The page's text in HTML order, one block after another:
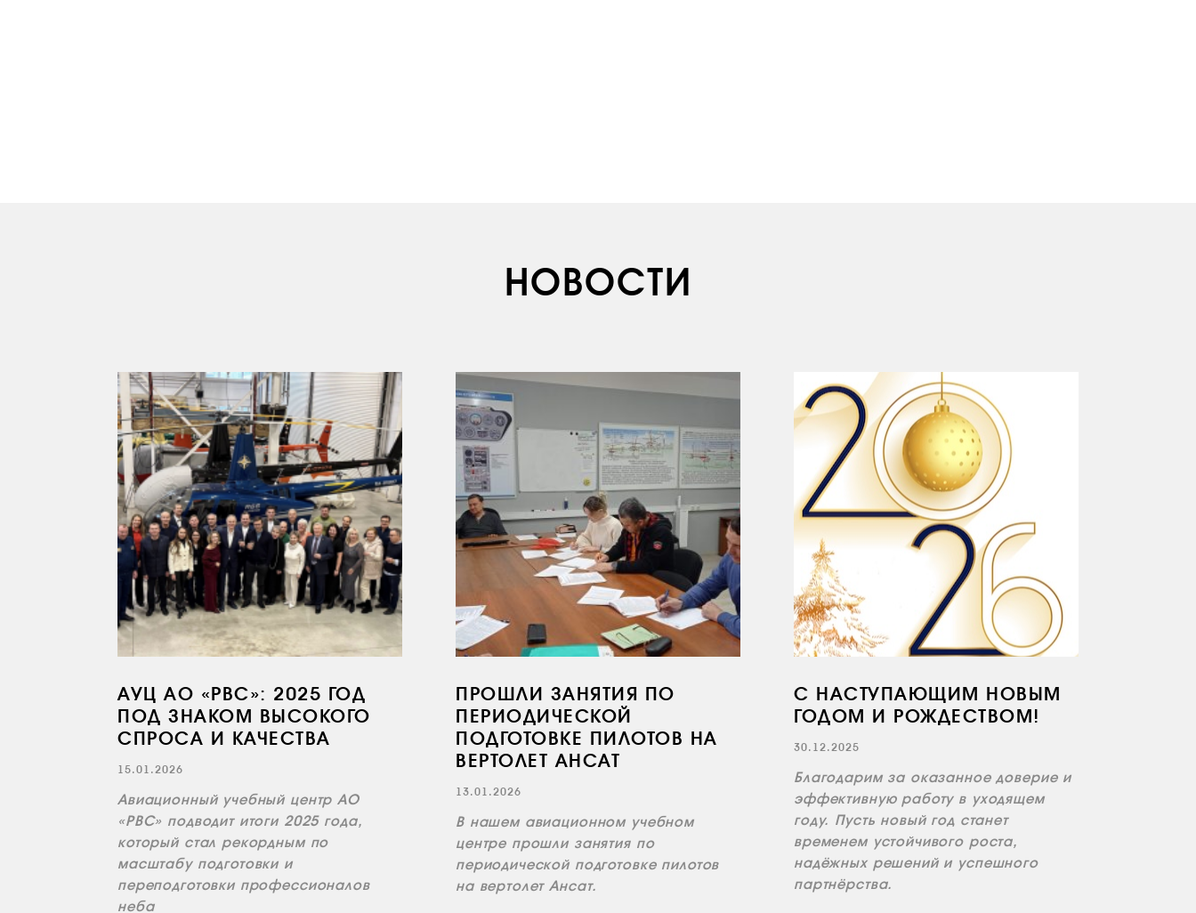
НОВОСТИ
АУЦ АО «РВС»: 2025 ГОД
ПОД ЗНАКОМ ВЫСОКОГО
СПРОСА И КАЧЕСТВА
15.01.2026
Авиационный учебный центр АО
«РВС» подводит итоги 2025 года,
который стал рекордным по
масштабу подготовки и
переподготовки профессионалов
неба
ПРОШЛИ ЗАНЯТИЯ ПО
ПЕРИОДИЧЕСКОЙ
ПОДГОТОВКЕ ПИЛОТОВ НА
ВЕРТОЛЕТ АНСАТ
13.01.2026
В нашем авиационном учебном
центре прошли занятия по
периодической подготовке пилотов
на вертолет Ансат.
С НАСТУПАЮЩИМ НОВЫМ
ГОДОМ И РОЖДЕСТВОМ!
30.12.2025
Благодарим за оказанное доверие и
эффективную работу в уходящем
году. Пусть новый год станет
временем устойчивого роста,
надёжных решений и успешного
партнёрства.